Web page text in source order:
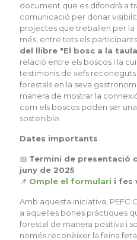
document que es difondrà a
comunicació per donar
projectes que treballen per la
més, entre tots els
del llibre "El bosc a la
relació entre els boscos i la
testimonis de xefs
forestals en la seva
manera de mostrar la
com els boscos poden ser
sostenible.
Dates importants
📅 Termini de presentació
juny de 2025
📌 Omple el formulari i fes
Amb aquesta iniciativa, PEFC
a aquelles bones pràctiques
forestal de manera positiva i
només reconèixer la feina